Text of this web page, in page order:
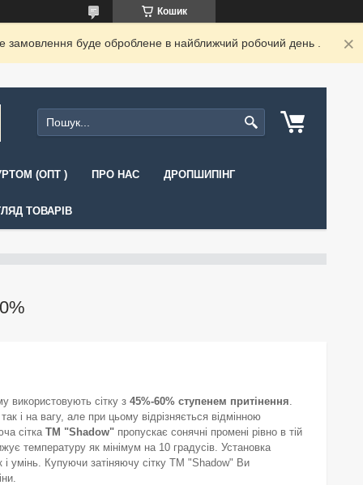
Кошик
замовлення буде оброблене в найближчий робочий день .
(ОПТ ) ПРО НАС ДРОПШИПІНГ
ТОВАРІВ
використовують сітку з 45%-60% ступенем притінення.
і на вагу, але при цьому відрізняється відмінною
сітка ТМ "Shadow" пропускає сонячні промені рівно в тій
температуру як мінімум на 10 градусів. Установка
і умінь. Купуючи затіняючу сітку ТМ "Shadow" Ви